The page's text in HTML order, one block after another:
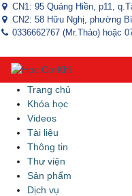
CN1: 95 Quảng Hiền, p11,
CN2: 58 Hữu Nghị, phường
0336662767 (Mr.Thảo) hoặc
Trang chủ
Khóa học
Videos
Tài liệu
Thông tin
Thư viện
Sản phẩm
Dịch vụ